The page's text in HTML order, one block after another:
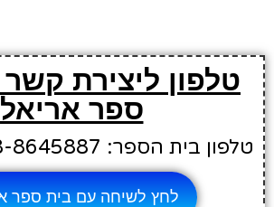
טלפון ליצירת
ספר אריאל
טלפון בית הספר: 08-8645887
לחץ לשיחה עם בית ספר